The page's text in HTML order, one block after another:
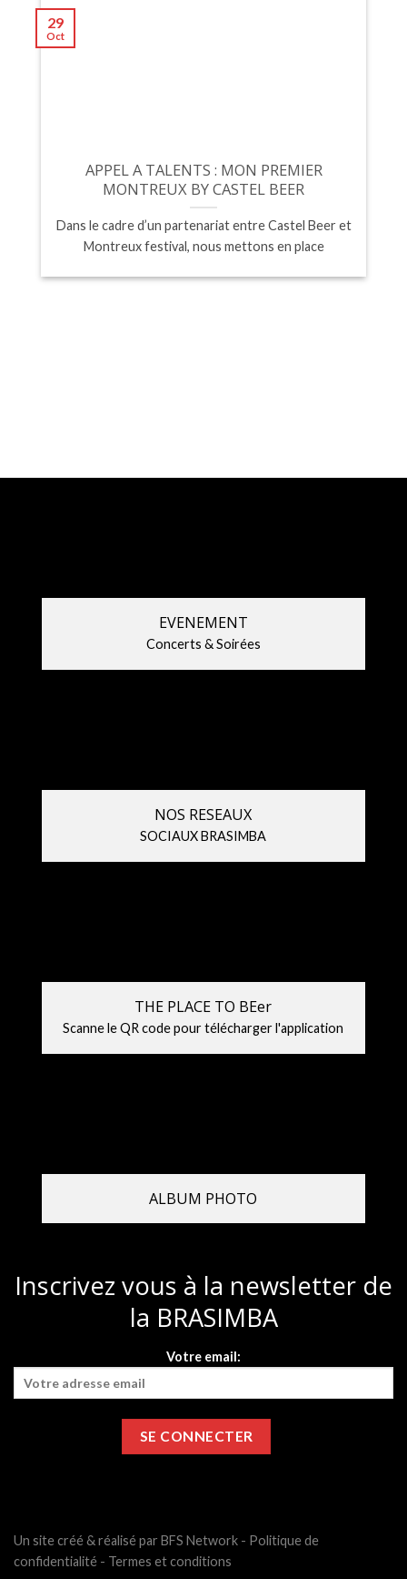
APPEL A TALENTS : MON PREMIER
MONTREUX BY CASTEL BEER
Dans le cadre d’un partenariat entre Castel Beer et
Montreux festival, nous mettons en place
29
Oct
EVENEMENT
Concerts & Soirées
NOS RESEAUX
SOCIAUX BRASIMBA
THE PLACE TO BEer
Scanne le QR code pour télécharger l'application
ALBUM PHOTO
Inscrivez vous à la newsletter de
la BRASIMBA
Votre email:
Un site créé & réalisé par BFS Network - Politique de
confidentialité - Termes et conditions